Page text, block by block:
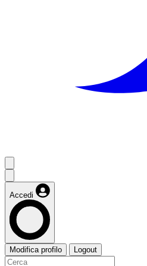
Accedi
Modifica profilo Logout